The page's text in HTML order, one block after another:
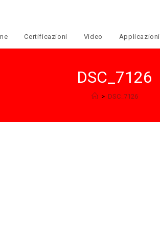
Certificazioni Video Applicazioni
DSC_7126
> DSC_7126